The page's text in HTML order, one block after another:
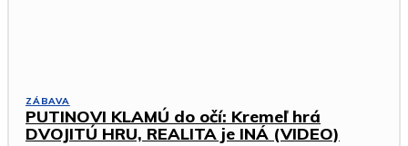
ZÁBAVA
PUTINOVI KLAMÚ do očí: Kremeľ hrá
DVOJITÚ HRU, REALITA je INÁ (VIDEO)